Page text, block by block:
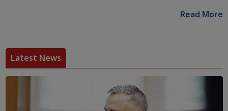
Read More
Latest News